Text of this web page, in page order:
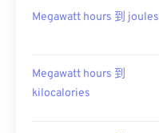
Megawatt hours 到 joules
Megawatt hours 到
kilocalories